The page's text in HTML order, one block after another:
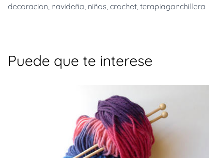
decoracion, navideña, niños, crochet, terapiaganchillera
Puede que te interese